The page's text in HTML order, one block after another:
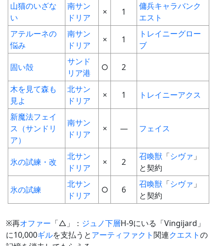
山猫のいざな
い
南サン
ドリア
× 1
傭兵キャラバンク
エスト
アテルーネの
悩み
南サン
ドリア
× 1
トレイニーグロー
ブ
固い殻
サンド
リア港
○ 2
木を見て森も
見よ
北サン
ドリア
× 1 トレイニーアクス
新魔法フェイ
ス（サンドリ
ア）
南サン
ドリア
× ― フェイス
氷の試練・改
北サン
ドリア
× 2
召喚獣 「シヴァ 」
と契約
氷の試練
北サン
ドリア
○ 6
召喚獣 「シヴァ 」
と契約
※再オファー 「△」： ジュノ下層H-9にいる「Vingijard」
に10,000ギルを支払うとアーティファクト関連クエストの